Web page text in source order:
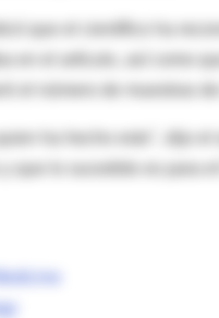
que el científico ha
el número de muestras
ha hecho esto", dijo